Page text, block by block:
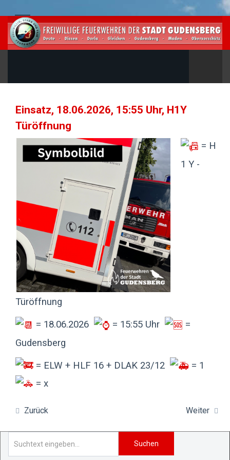
Einsatz, 18.06.2026, 15:55 Uhr, H1Y
Türöffnung
= H
1 Y -
Türöffnung
= 18.06.2026
= 15:55 Uhr
=
Gudensberg
= ELW + HLF 16 + DLAK 23/12
= 1
= x
Zurück Weiter
Suchen